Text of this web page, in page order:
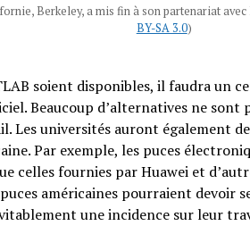
Berkeley, a mis fin à son partenariat
BY-SA 3.0)
soient disponibles, il faudra un
Beaucoup d’alternatives ne sont
Les universités auront également
Par exemple, les puces
celles fournies par Huawei et
américaines pourraient devoir
une incidence sur leur